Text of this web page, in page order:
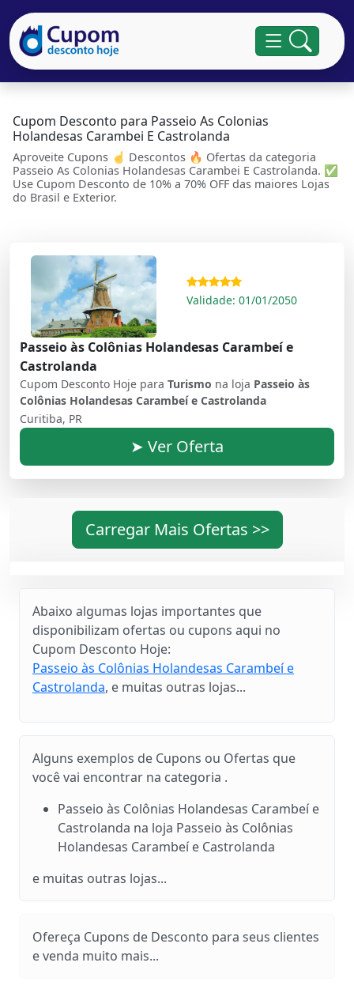
Cupom Desconto para Passeio As Colonias
Holandesas Carambei E Castrolanda
Aproveite Cupons ☝ Descontos 🔥 Ofertas da categoria
Passeio As Colonias Holandesas Carambei E Castrolanda. ✅
Use Cupom Desconto de 10% a 70% OFF das maiores Lojas
do Brasil e Exterior.
Validade: 01/01/2050
Passeio às Colônias Holandesas Carambeí e
Castrolanda
Cupom Desconto Hoje para Turismo na loja Passeio às
Colônias Holandesas Carambeí e Castrolanda
Curitiba, PR
➤ Ver Oferta
Carregar Mais Ofertas >>
Abaixo algumas lojas importantes que
disponibilizam ofertas ou cupons aqui no
Cupom Desconto Hoje:
Passeio às Colônias Holandesas Carambeí e
Castrolanda, e muitas outras lojas...
Alguns exemplos de Cupons ou Ofertas que
você vai encontrar na categoria .
Passeio às Colônias Holandesas Carambeí e
Castrolanda na loja Passeio às Colônias
Holandesas Carambeí e Castrolanda
e muitas outras lojas...
Ofereça Cupons de Desconto para seus clientes
e venda muito mais...